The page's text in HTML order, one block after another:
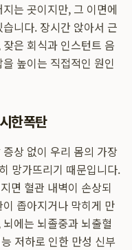
는 곳이지만, 그 이면에
니다. 장시간 앉아서 근
은 회식과 인스턴트 음
높이는 직접적인 원인
한폭탄
상 없이 우리 몸의 가장
망가뜨리기 때문입니다.
면 혈관 내벽이 손상되
좁아지거나 막히게 만
에는 뇌졸중과 뇌출혈
저하로 인한 만성 신부